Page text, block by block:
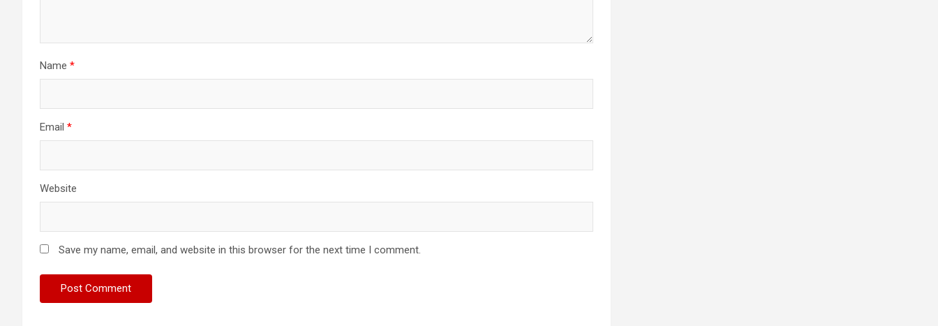
Name *
Email *
Website
Save my name, email, and website in this browser for the next time I comment.